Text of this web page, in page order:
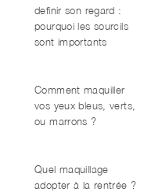
definir son regard :
pourquoi les sourcils
sont importants
Comment maquiller
vos yeux bleus, verts,
ou marrons ?
Quel maquillage
adopter à la rentrée ?